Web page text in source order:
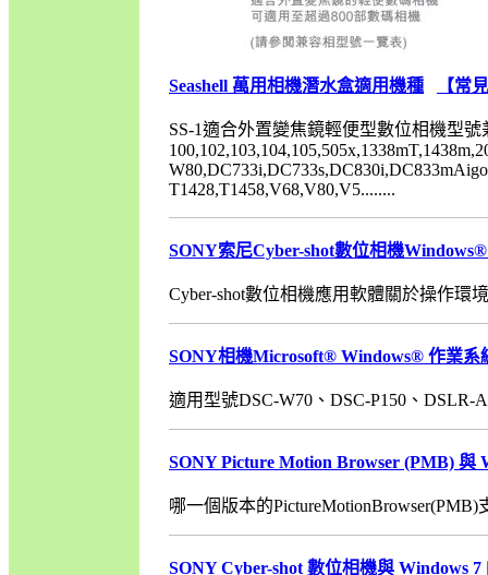
Seashell 萬用相機潛水盒適用機種 【常
SS-1適合外置變焦鏡輕便型數位相機型
T1428,T1458,V68,V80,V5........
SONY索尼Cyber-shot數位相機
Cyber-shot數位相機應用軟體關於操作環
SONY相機Microsoft® Windows® 作業系
適用型號DSC-W70、DSC-P150、DSLR-
SONY Picture Motion Browser (PMB) 與
哪一個版本的PictureMotionBrowser(PMB)
SONY Cyber-shot 數位相機與 Windows